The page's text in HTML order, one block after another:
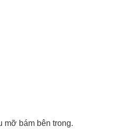
mỡ bám bên trong.